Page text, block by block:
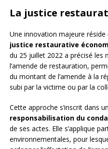
La justice
Une innovation majeure
justice restaurative
du 25 juillet 2022 a précisé les
l’amende de restauration,
du montant de l’amende à la
subi par la victime ou par la
Cette approche s’inscrit dans
responsabilisation du
de ses actes. Elle s’applique
environnementales, pour